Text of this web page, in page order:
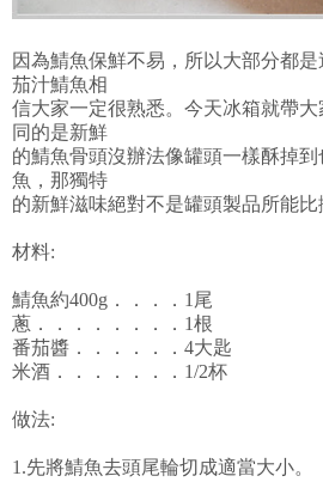
因為鯖魚保鮮不易，所以大部分都
茄汁鯖魚相
信大家一定很熟悉。今天冰箱就帶
同的是新鮮
的鯖魚骨頭沒辦法像罐頭一樣酥掉
魚，那獨特
的新鮮滋味絕對不是罐頭製品所能比
材料:
鯖魚約400g．．．．1尾
蔥．．．．．．．．1根
番茄醬．．．．．．4大匙
米酒．．．．．．．1/2杯
做法:
1.先將鯖魚去頭尾輪切成適當大小。